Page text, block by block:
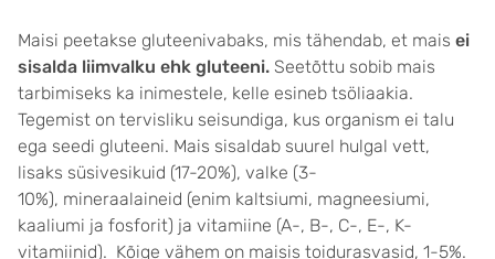
Maisi peetakse gluteenivabaks, mis tähendab, et mais ei
sisalda liimvalku ehk gluteeni. Seetõttu sobib mais
tarbimiseks ka inimestele, kelle esineb tsöliaakia.
Tegemist on tervisliku seisundiga, kus organism ei talu
ega seedi gluteeni. Mais sisaldab suurel hulgal vett,
lisaks süsivesikuid (17-20%), valke (3-
10%), mineraalaineid (enim kaltsiumi, magneesiumi,
kaaliumi ja fosforit) ja vitamiine (A-, B-, C-, E-, K-
vitamiinid). Kõige vähem on maisis toidurasvasid, 1-5%.